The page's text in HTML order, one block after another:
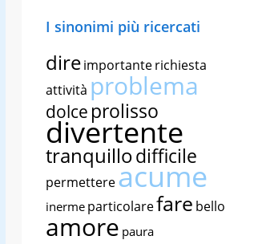
I sinonimi più ricercati
direimportanterichiesta
attività problema
dolce prolisso
divertente
tranquillodifficile
permettereacume
inerme particolarefare bello
amore paura